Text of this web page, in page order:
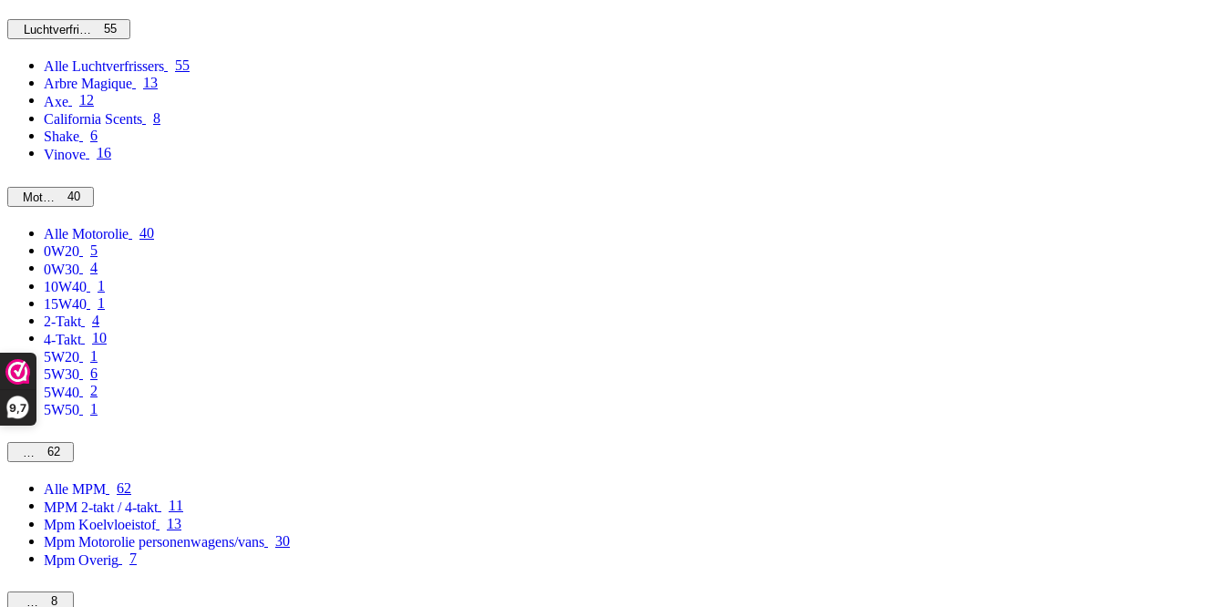
9,7
Luchtverfrissers55
Alle Luchtverfrissers
55
Arbre Magique
13
Axe
12
California Scents
8
Shake
6
Vinove
16
Motorolie40
Alle Motorolie
40
0W20
5
0W30
4
10W40
1
15W40
1
2-Takt
4
4-Takt
10
5W20
1
5W30
6
5W40
2
5W50
1
MPM62
Alle MPM
62
MPM 2-takt / 4-takt
11
Mpm Koelvloeistof
13
Mpm Motorolie personenwagens/vans
30
Mpm Overig
7
Overig
8